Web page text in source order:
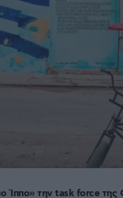
Ίππο» την task force της